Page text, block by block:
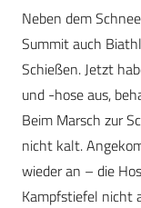
Neben dem
Summit auch
Schießen. Jetzt
und -hose aus,
Beim Marsch zur
nicht kalt.
wieder an – die
Kampfstiefel nicht